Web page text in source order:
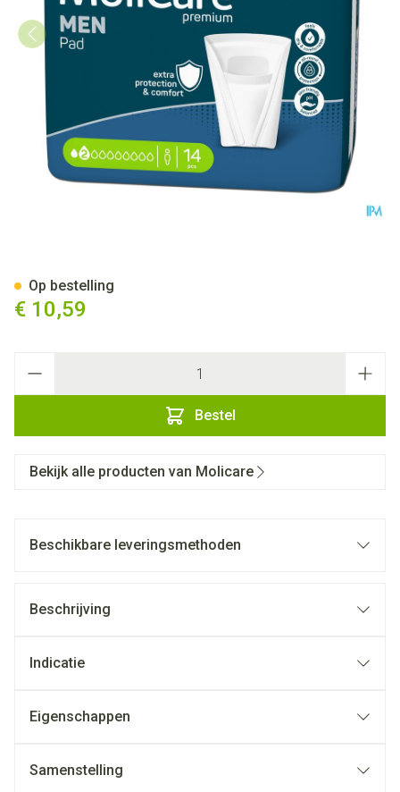
€ 10,59
Bestel
Op bestelling
Bekijk alle producten van Molicare
Beschikbare leveringsmethoden
Beschrijving
Indicatie
Eigenschappen
Samenstelling